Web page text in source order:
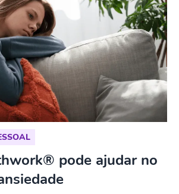
pode ajudar no